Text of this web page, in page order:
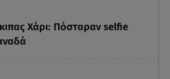
Χάρι: Πόσταραν selfie